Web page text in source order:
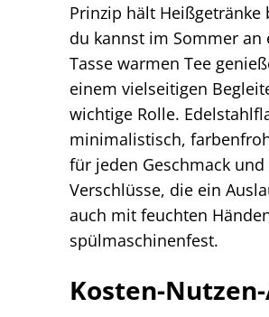
Prinzip hält Heißgetränke
du kannst im Sommer
Tasse warmen Tee
einem vielseitigen
wichtige Rolle.
minimalistisch,
für jeden Geschmack
Verschlüsse, die ein
auch mit feuchten
spülmaschinenfest.
Kosten-